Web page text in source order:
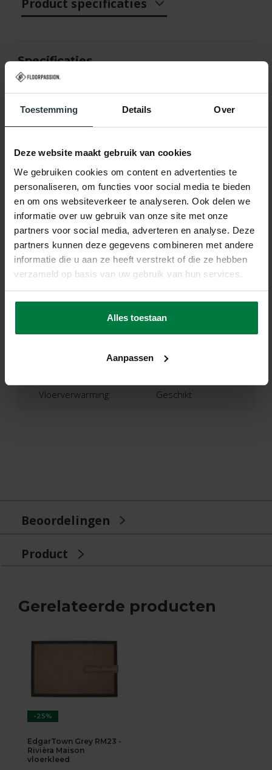
Toestemming Details Over
Deze website maakt gebruik van cookies
We gebruiken cookies om content en advertenties te
personaliseren, om functies voor social media te bieden
en om ons websiteverkeer te analyseren. Ook delen we
informatie over uw gebruik van onze site met onze
partners voor social media, adverteren en analyse. Deze
partners kunnen deze gegevens combineren met andere
informatie die u aan ze heeft verstrekt of die ze hebben
verzameld op basis van uw gebruik van hun services.
Alles toestaan
Aanpassen
Beoordelingen
Product
Specificaties
Artikelnaam: Sisal Outdoor
Kleur:
21, Lichtgrijs Met Lichtgrijze Band
Materiaal: 100% Polypropyleen
Band: Polypropyleen
Dikte: Ca. 0,5 Cm
Vloerverwarming: Geschikt
Gerelateerde producten
-25%
EdgarTown Grey RM23 -
Rivièra Maison
vloerkleed